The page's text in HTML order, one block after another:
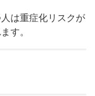
は重症化リスクが
す。